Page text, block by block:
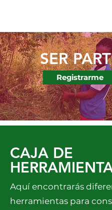
SER
Registrarme
CAJA DE
Aquí encontrarás
herramientas para